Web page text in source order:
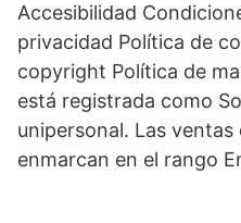
Accesibilidad
privacidad Política de
copyright Política de
está registrada como
unipersonal. Las ventas
enmarcan en el rango